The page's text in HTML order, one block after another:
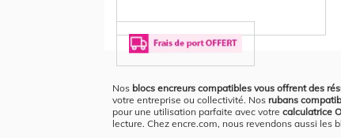
Nos blocs encreurs compatibles vous offrent des
votre entreprise ou collectivité. Nos rubans
pour une utilisation parfaite avec votre calculatrice
lecture. Chez encre.com, nous revendons aussi les